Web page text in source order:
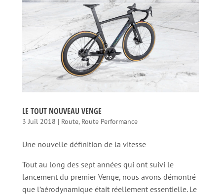
LE TOUT NOUVEAU VENGE
3 Juil 2018 | Route, Route Performance
Une nouvelle définition de la vitesse
Tout au long des sept années qui ont suivi le
lancement du premier Venge, nous avons démontré
que l’aérodynamique était réellement essentielle. Le